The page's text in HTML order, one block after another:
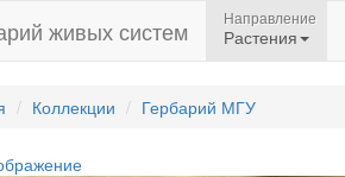
живых систем Направление
Растения
Коллекции Гербарий МГУ